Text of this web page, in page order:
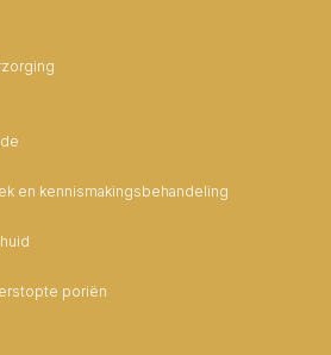
en kennismakingsbehandeling
poriën